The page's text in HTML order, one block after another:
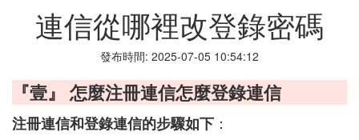
連信從哪裡改登錄密碼
發布時間: 2025-07-05 10:54:12
『壹』 怎麼注冊連信怎麼登錄連信
注冊連信和登錄連信的步驟如下 ：